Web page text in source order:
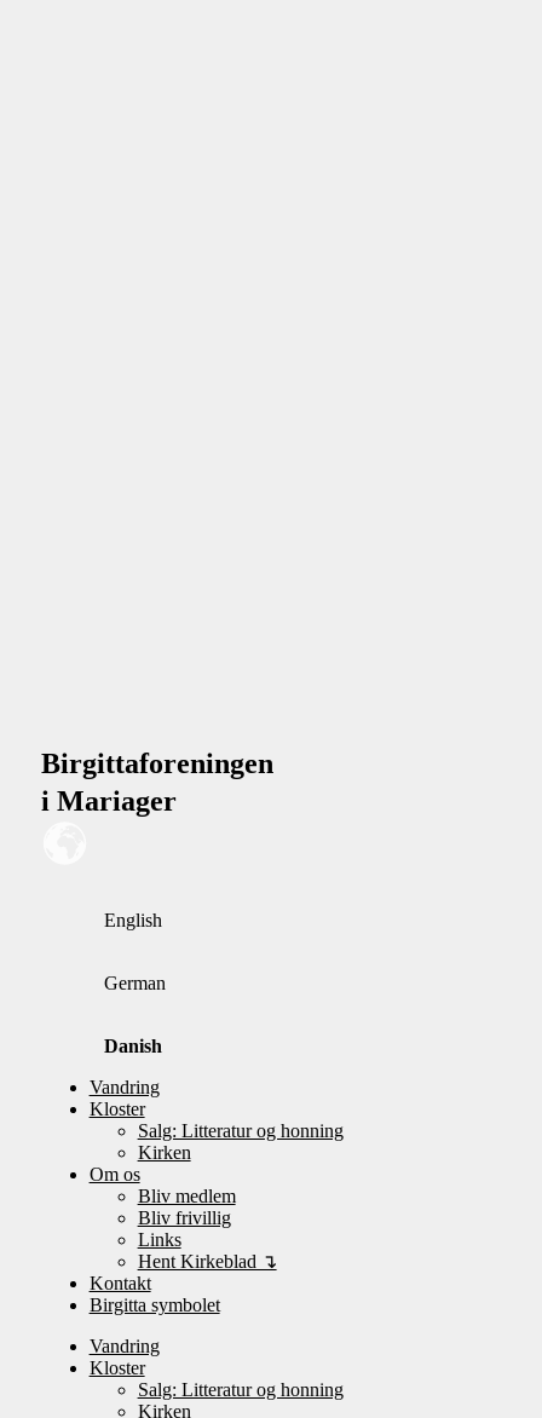
Birgittaforeningen
i Mariager
English
German
Danish
Vandring
Kloster
Salg: Litteratur og honning
Kirken
Om os
Bliv medlem
Bliv frivillig
Links
Hent Kirkeblad ↴
Kontakt
Birgitta symbolet
Vandring
Kloster
Salg: Litteratur og honning
Kirken